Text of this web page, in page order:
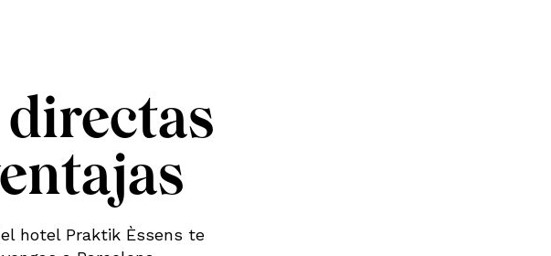
directas
hotel Praktik Èssens te